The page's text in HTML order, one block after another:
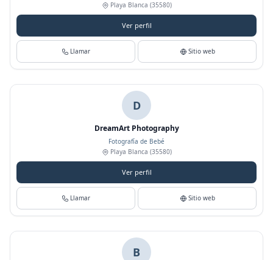
Playa Blanca (35580)
Ver perfil
Llamar Sitio web
D
DreamArt Photography
Fotografía de Bebé
Playa Blanca (35580)
Ver perfil
Llamar Sitio web
B